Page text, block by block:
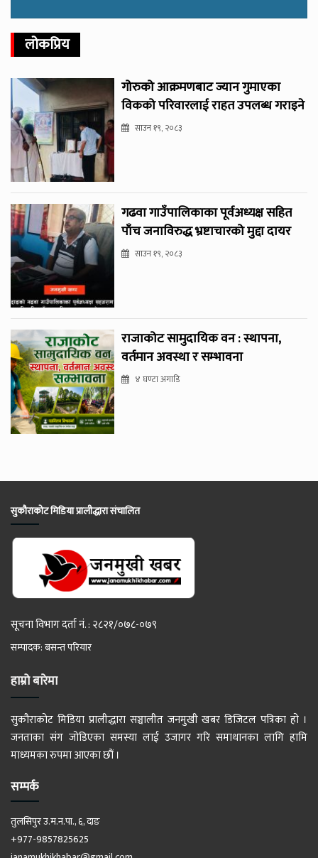
लोकप्रिय
गोरुको आक्रमणबाट ज्यान गुमाएका
विकको परिवारलाई राहत उपलब्ध गराइने
साउन १९, २०८३
गढवा गाउँपालिकाका पूर्वअध्यक्ष सहित
पाँच जनाविरुद्ध भ्रष्टाचारको मुद्दा दायर
साउन १९, २०८३
राजाकोट सामुदायिक वन : स्थापना,
वर्तमान अवस्था र सम्भावना
४ घण्टा अगाडि
सुकौराकोट मिडिया प्रालीद्धारा संचालित
सूचना विभाग दर्ता नं. : २८२१/०७८-०७९
सम्पादक: बसन्त परियार
हाम्रो बारेमा
सुकौराकोट मिडिया प्रालीद्धारा सञ्चालीत जनमुखी खबर डिजिटल पत्रिका हो ।
जनताका संग जोडिएका समस्या लाई उजागर गरि समाधानका लागि हामि
माध्यमका रुपमा आएका छौं ।
सम्पर्क
तुलसिपुर उ.म.न.पा., ६, दाङ
+977-9857825625